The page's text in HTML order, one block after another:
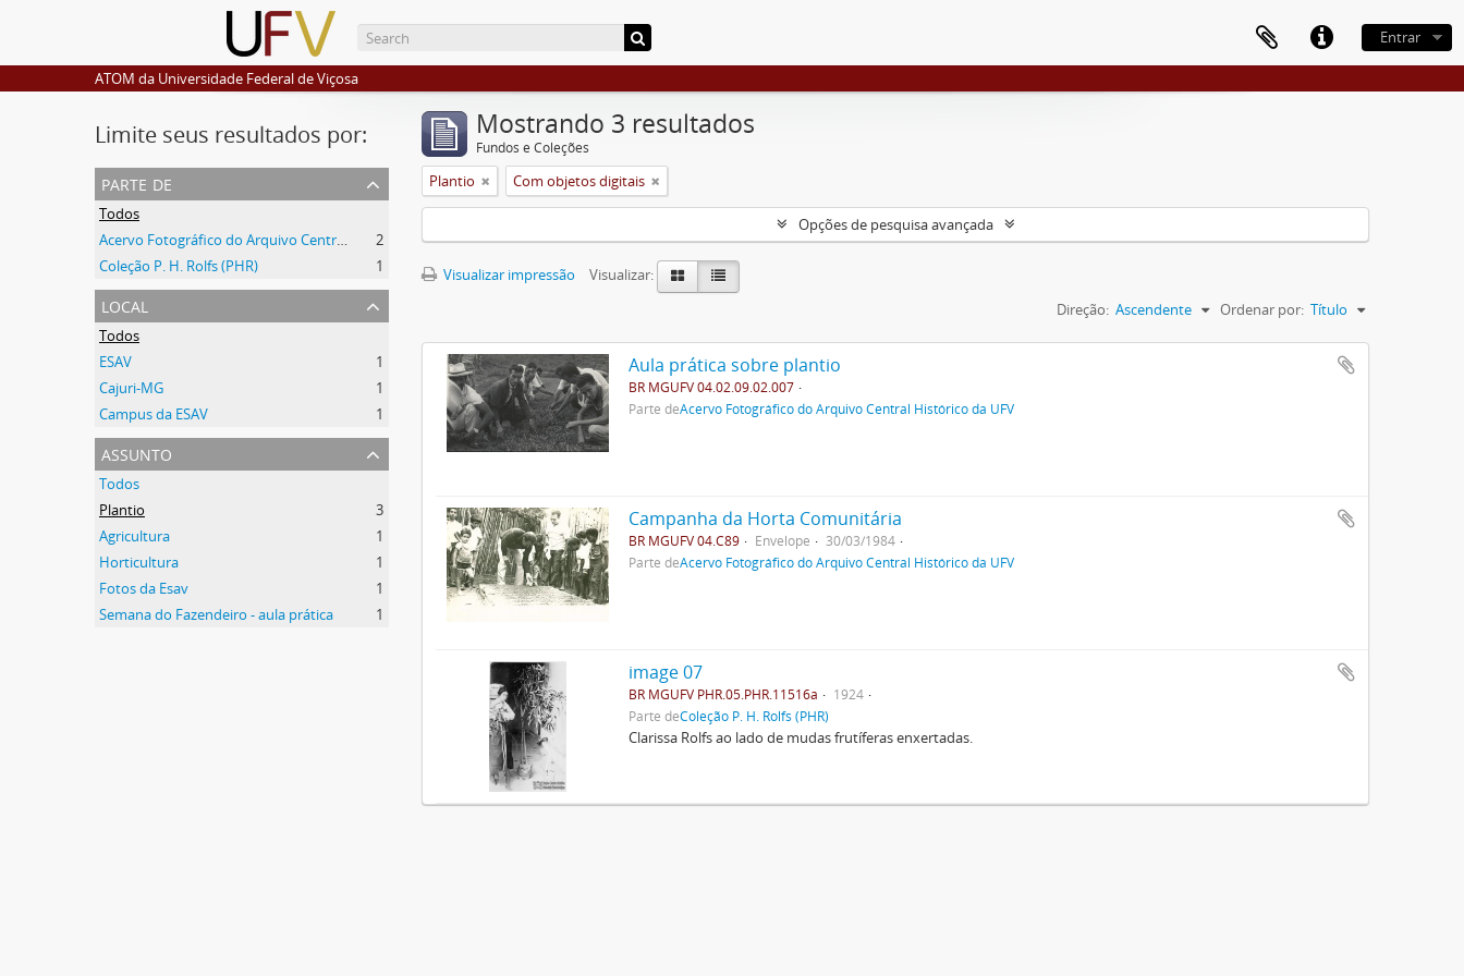
Entrar
ATOM da Universidade Federal de Viçosa
Limite seus resultados por:
parte de
Todos
Acervo Fotográfico do Arquivo Central Histórico da UFV
2
Coleção P. H. Rolfs (PHR)
1
local
Todos
ESAV
1
Cajuri-MG
1
Campus da ESAV
1
assunto
Todos
Plantio
3
Agricultura
1
Horticultura
1
Fotos da Esav
1
Semana do Fazendeiro - aula prática
1
Mostrando 3 resultados
Fundos e Coleções
Plantio Com objetos digitais
Opções de pesquisa avançada
Visualizar impressão
Visualizar:
Ordenar por: Título
Direção: Ascendente
Aula prática sobre plantio
BR MGUFV 04.02.09.02.007
Parte deAcervo Fotográfico do Arquivo Central Histórico da UFV
Campanha da Horta Comunitária
BR MGUFV 04.C89 Envelope
30/03/1984
Parte deAcervo Fotográfico do Arquivo Central Histórico da UFV
image 07
BR MGUFV PHR.05.PHR.11516a
1924
Parte deColeção P. H. Rolfs (PHR)
Clarissa Rolfs ao lado de mudas frutíferas enxertadas.